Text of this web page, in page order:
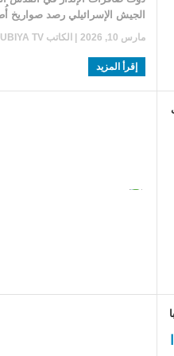
الجيش الإسرائيلي رصد صواريخ
مارس 10, 2026 | الكاتب TV
إقرأ المزيد